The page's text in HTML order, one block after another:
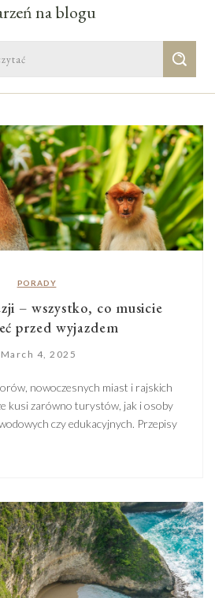
na blogu
PORADY
– wszystko, co musicie
przed wyjazdem
March 4, 2025
nowoczesnych miast i rajskich
kusi zarówno turystów, jak i osoby
czy edukacyjnych. Przepisy